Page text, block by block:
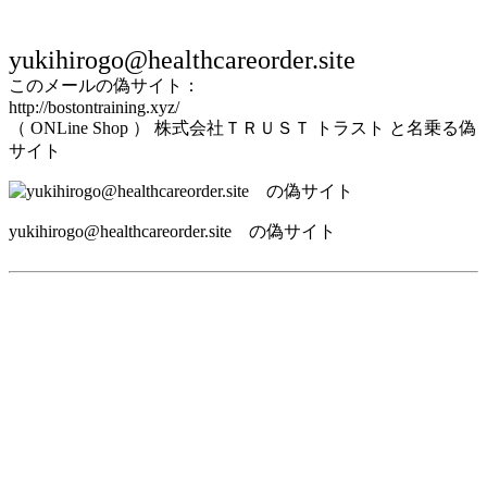
yukihirogo@healthcareorder.site
このメールの偽サイト：
http://bostontraining.xyz/
（ ONLine Shop ） 株式会社ＴＲＵＳＴ トラスト と名乗る偽
サイト
yukihirogo@healthcareorder.site の偽サイト